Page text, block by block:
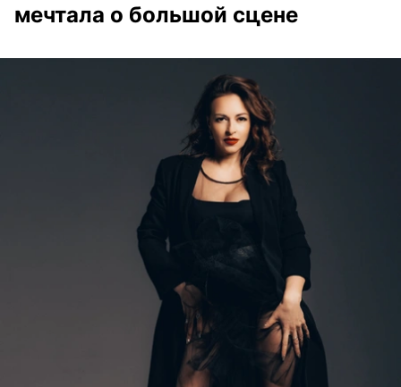
мечтала о большой сцене